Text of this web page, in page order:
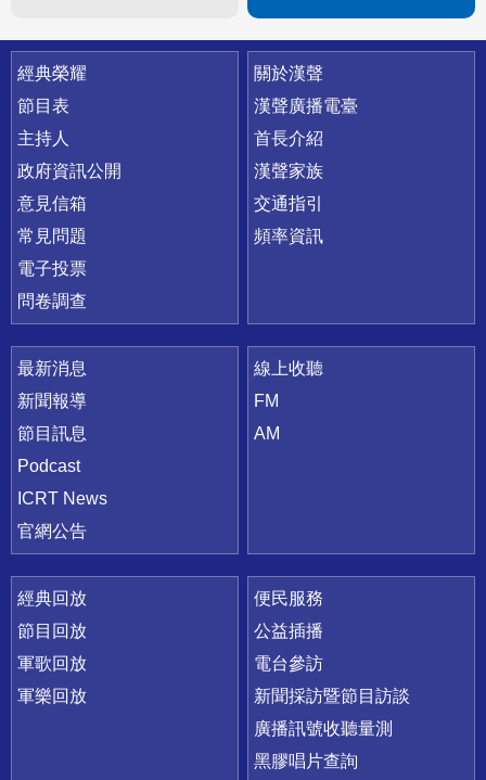
快速連結
經典榮耀
節目表
主持人
政府資訊公開
意見信箱
常見問題
電子投票
問卷調查
關於漢聲
漢聲廣播電臺
首長介紹
漢聲家族
交通指引
頻率資訊
最新消息
新聞報導
節目訊息
Podcast
ICRT News
官網公告
線上收聽
FM
AM
經典回放
節目回放
軍歌回放
軍樂回放
便民服務
公益插播
電台參訪
新聞採訪暨節目訪談
廣播訊號收聽量測
黑膠唱片查詢